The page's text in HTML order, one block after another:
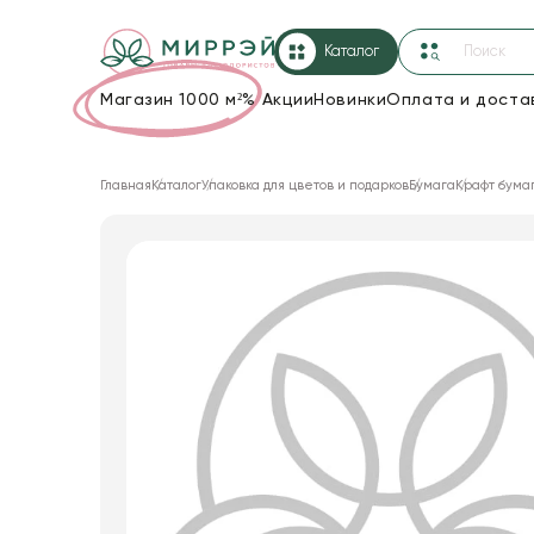
Каталог
Магазин 1000 м²%Акции НовинкиОплата и
Декор для дома
Товары для флористов
Главная КаталогУпаковка для цветов и подарковБумага Крафт